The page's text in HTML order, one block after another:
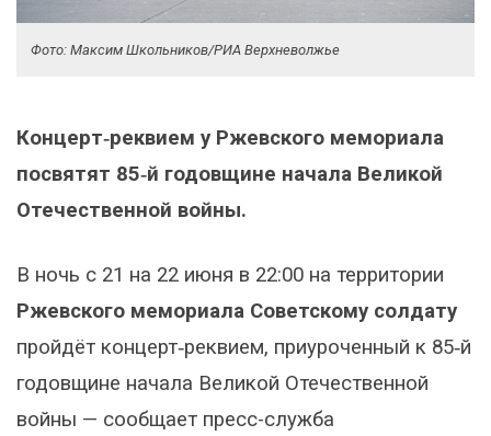
Фото: Максим Школьников/РИА Верхневолжье
Концерт‑реквием у Ржевского мемориала
посвятят 85‑й годовщине начала Великой
Отечественной войны.
В ночь с 21 на 22 июня в 22:00 на территории
Ржевского мемориала Советскому солдату
пройдёт концерт‑реквием, приуроченный к 85‑й
годовщине начала Великой Отечественной
войны — сообщает пресс-служба